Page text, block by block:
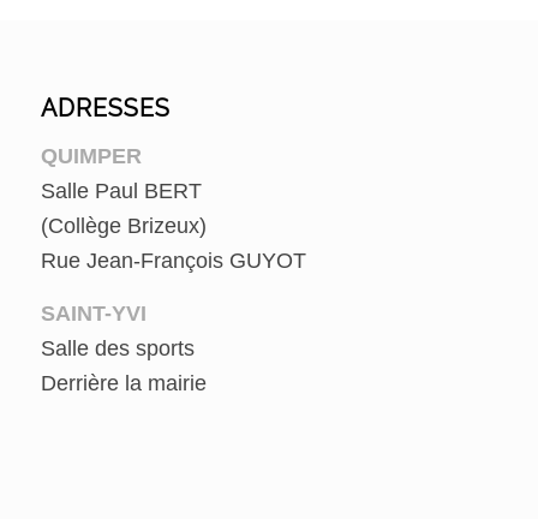
ADRESSES
QUIMPER
Salle Paul BERT
(Collège Brizeux)
Rue Jean-François GUYOT
SAINT-YVI
Salle des sports
Derrière la mairie